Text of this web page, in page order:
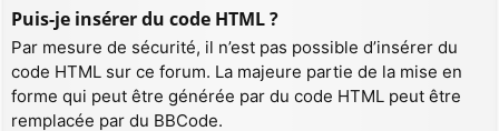
Puis-je insérer du code HTML ?
Par mesure de sécurité, il n’est pas possible d’insérer du
code HTML sur ce forum. La majeure partie de la mise en
forme qui peut être générée par du code HTML peut être
remplacée par du BBCode.